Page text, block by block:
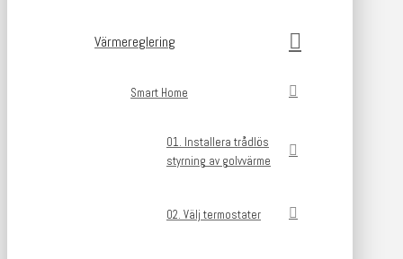
Värmereglering
Smart Home
01. Installera trådlös
styrning av golvvärme
02. Välj termostater